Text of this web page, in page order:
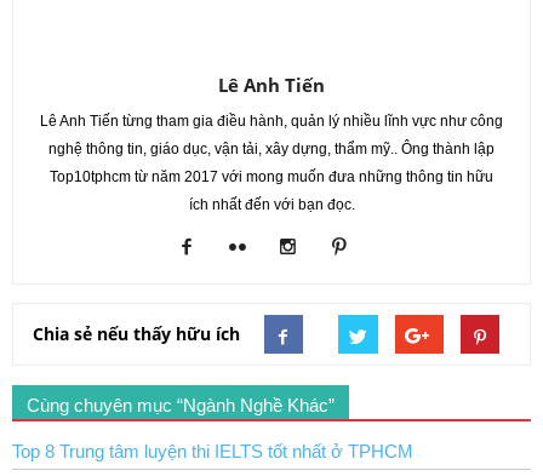
Lê Anh Tiến
Lê Anh Tiến từng tham gia điều hành, quản lý nhiều lĩnh vực như công
nghệ thông tin, giáo dục, vận tải, xây dựng, thẩm mỹ.. Ông thành lập
Top10tphcm từ năm 2017 với mong muốn đưa những thông tin hữu
ích nhất đến với bạn đọc.
Chia sẻ nếu thấy hữu ích
Cùng chuyên mục “Ngành Nghề Khác”
Top 8 Trung tâm luyện thi IELTS tốt nhất ở TPHCM